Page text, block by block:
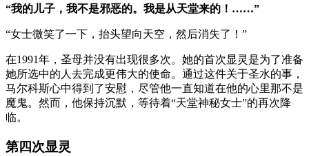
“我的儿子，我不是邪恶的。我是从天堂来的！……”
“女士微笑了一下，抬头望向天空，然后消失了！”
在1991年，圣母并没有出现很多次。她的首次显灵是为了准备
她所选中的人去完成更伟大的使命。通过这件关于圣水的事，
马尔科斯心中得到了安慰，尽管他一直知道在他的心里那不是
魔鬼。然而，他保持沉默，等待着“天堂神秘女士”的再次降
临。
第四次显灵